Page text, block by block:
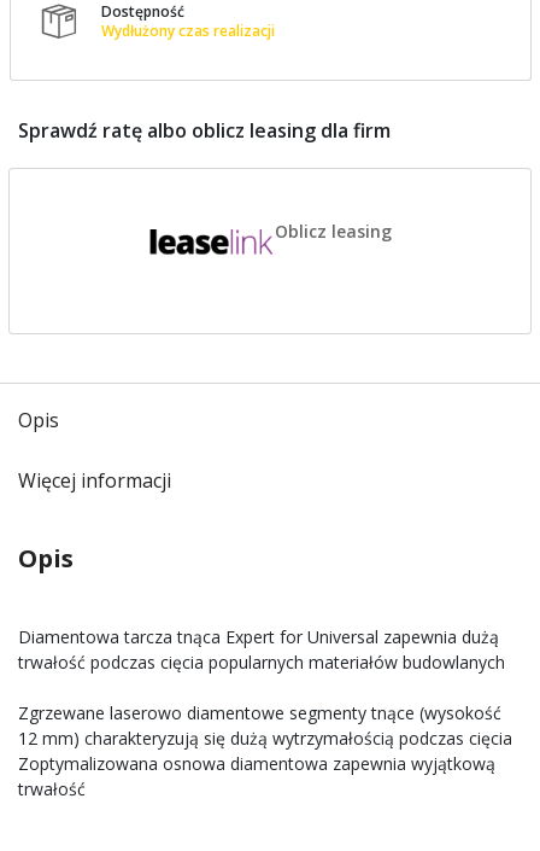

Dostępność
Wydłużony czas realizacji
Sprawdź ratę albo oblicz leasing dla firm
Oblicz leasing
Opis
Więcej informacji
Opis
Diamentowa tarcza tnąca Expert for Universal zapewnia dużą
trwałość podczas cięcia popularnych materiałów budowlanych
Zgrzewane laserowo diamentowe segmenty tnące (wysokość
12 mm) charakteryzują się dużą wytrzymałością podczas cięcia
Zoptymalizowana osnowa diamentowa zapewnia wyjątkową
trwałość